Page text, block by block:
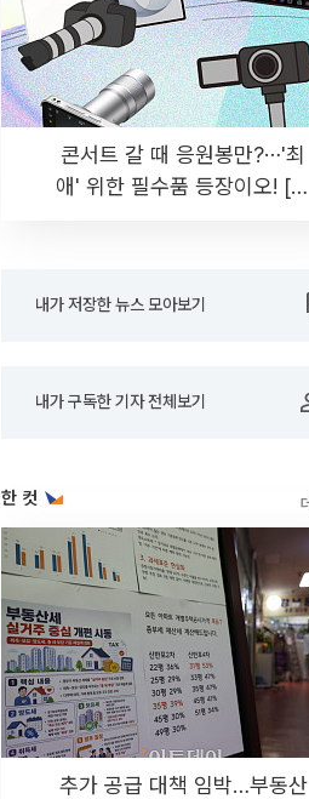
콘서트 갈 때 응원봉만?⋯'최
애' 위한 필수품 등장이오! [솔
내가 저장한 뉴스 모아보기
내가 구독한 기자 전체보기
한 컷
추가 공급 대책 임박…부동산